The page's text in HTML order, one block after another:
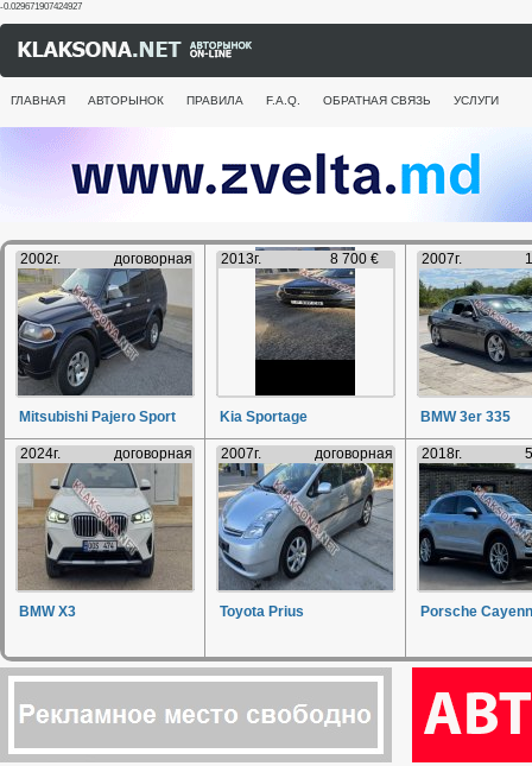
-0.029671907424927
ГЛАВНАЯ АВТОРЫНОК ПРАВИЛА F.A.Q. ОБРАТНАЯ СВЯЗЬ УСЛУГИ
2002г. договорная
Mitsubishi Pajero Sport
2013г. 8 700 €
Kia Sportage
2007г.
BMW 3er 335
2024г. договорная
BMW X3
2007г. договорная
Toyota Prius
2018г.
Porsche